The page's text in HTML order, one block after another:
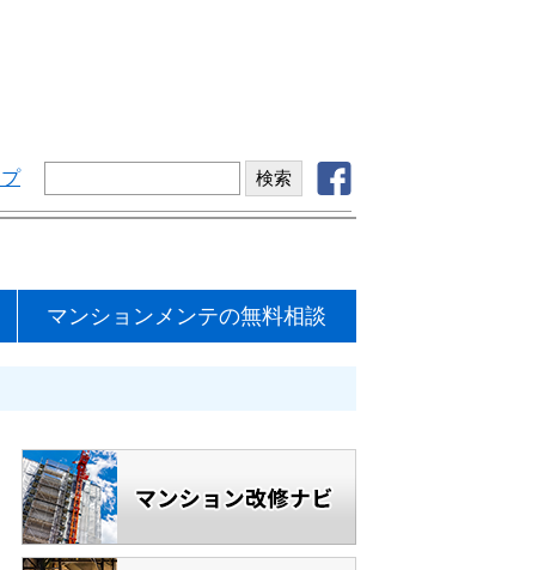
マンションメンテの無料相談